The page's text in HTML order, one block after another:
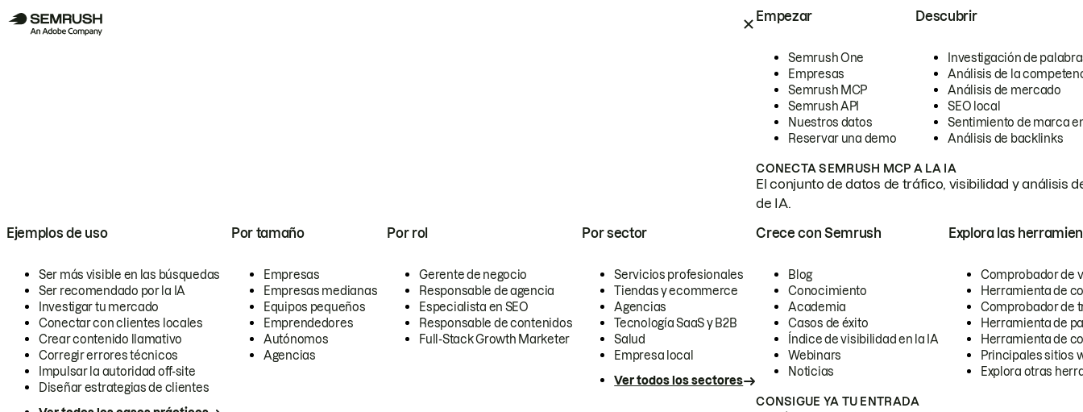
Empezar
Semrush One
Empresas
Semrush MCP
Semrush API
Nuestros datos
Reservar una demo
Descubrir
Investigación de
Análisis de la
Análisis de mercado
SEO local
Sentimiento de marca
Análisis de backlinks
CONECTA SEMRUSH MCP A LA IA
El conjunto de datos de tráfico, visibilidad y análisis
de IA.
Ejemplos de uso
Ser más visible en las búsquedas
Ser recomendado por la IA
Investigar tu mercado
Conectar con clientes locales
Crear contenido llamativo
Corregir errores técnicos
Impulsar la autoridad off-site
Diseñar estrategias de clientes
Por tamaño
Empresas
Empresas medianas
Equipos pequeños
Emprendedores
Autónomos
Agencias
Por rol
Gerente de negocio
Responsable de agencia
Especialista en SEO
Responsable de contenidos
Full-Stack Growth Marketer
Por sector
Servicios profesionales
Tiendas y ecommerce
Agencias
Tecnología SaaS y B2B
Salud
Empresa local
Ver todos los sectores
Crece con Semrush
Blog
Conocimiento
Academia
Casos de éxito
Índice de visibilidad en la IA
Webinars
Noticias
Explora las
Comprobador de
Herramienta de
Comprobador de
Herramienta de
Herramienta de
Principales sitios
Explora otras
CONSIGUE YA TU ENTRADA